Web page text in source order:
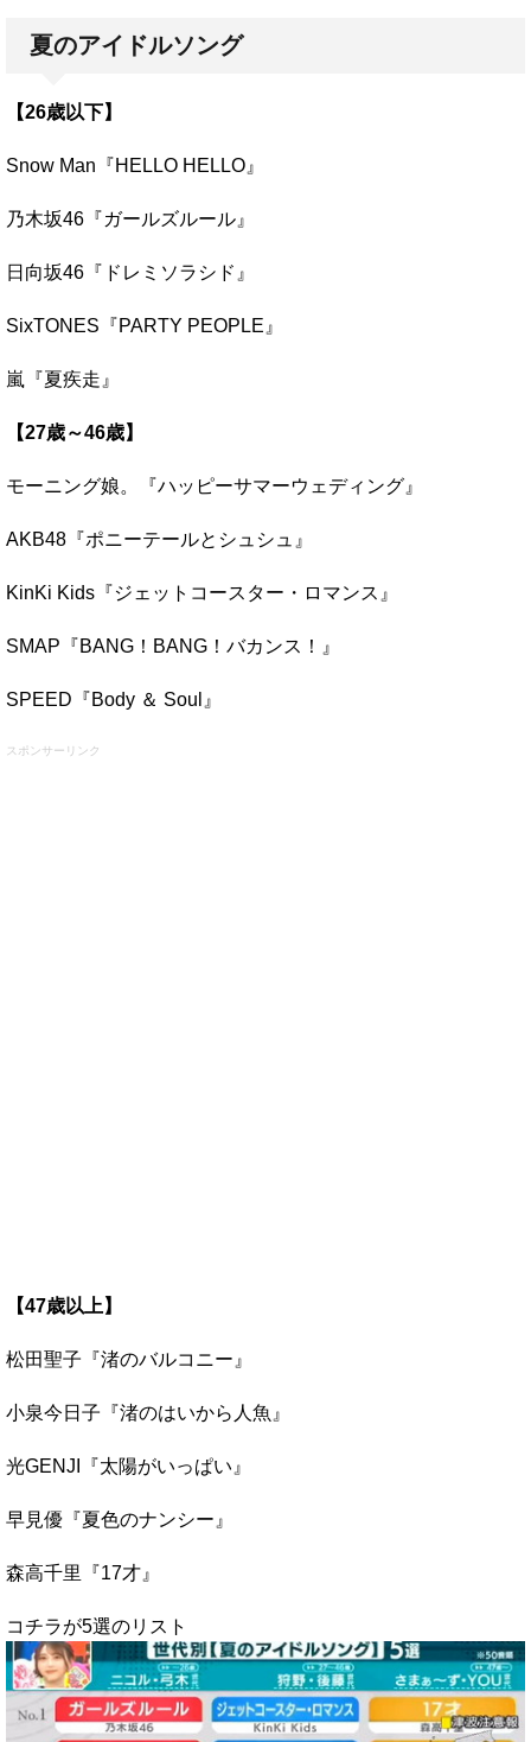
夏のアイドルソング
【26歳以下】
Snow Man『HELLO HELLO』
乃木坂46『ガールズルール』
日向坂46『ドレミソラシド』
SixTONES『PARTY PEOPLE』
嵐『夏疾走』
【27歳～46歳】
モーニング娘。『ハッピーサマーウェディング』
AKB48『ポニーテールとシュシュ』
KinKi Kids『ジェットコースター・ロマンス』
SMAP『BANG！BANG！バカンス！』
SPEED『Body ＆ Soul』
スポンサーリンク
【47歳以上】
松田聖子『渚のバルコニー』
小泉今日子『渚のはいから人魚』
光GENJI『太陽がいっぱい』
早見優『夏色のナンシー』
森高千里『17才』
コチラが5選のリスト